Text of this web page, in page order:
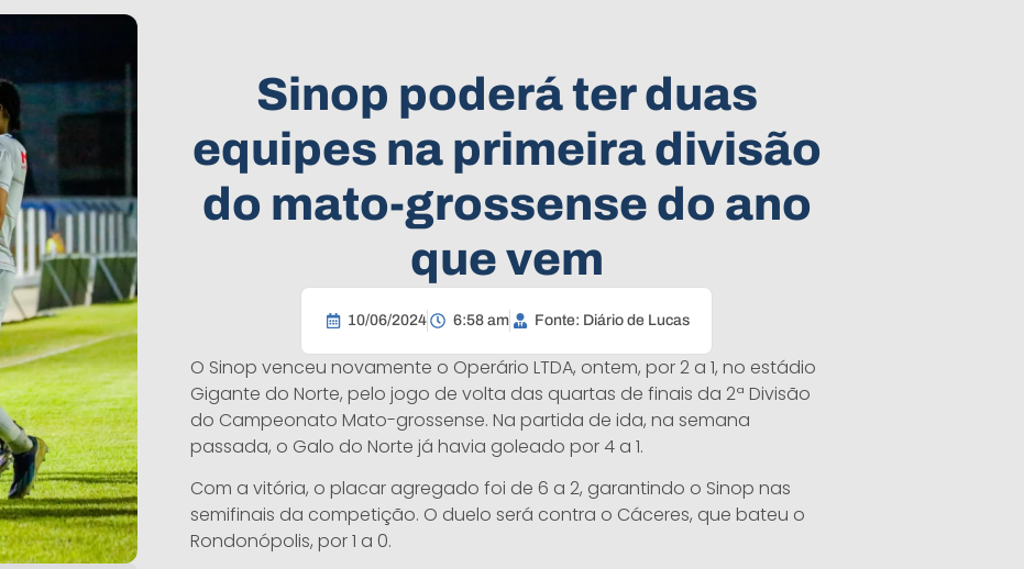
Sinop poderá ter duas
equipes na primeira divisão
do mato-grossense do ano
que vem
10/06/2024 6:58 am Fonte: Diário de Lucas
O Sinop venceu novamente o Operário LTDA, ontem, por 2 a 1, no estádio
Gigante do Norte, pelo jogo de volta das quartas de finais da 2ª Divisão
do Campeonato Mato-grossense. Na partida de ida, na semana
passada, o Galo do Norte já havia goleado por 4 a 1.
Com a vitória, o placar agregado foi de 6 a 2, garantindo o Sinop nas
semifinais da competição. O duelo será contra o Cáceres, que bateu o
Rondonópolis, por 1 a 0.